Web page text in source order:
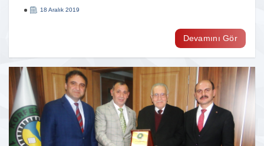
18 Aralık 2019
Devamını Gör